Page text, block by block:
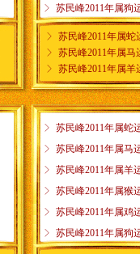
ꁕ 苏民峰2011年属狗
ꁕ 苏民峰2011年属蛇
ꁕ 苏民峰2011年属马
ꁕ 苏民峰2011年属羊
ꁕ 苏民峰2011年属猴
ꁕ 苏民峰2011年属鸡
ꁕ 苏民峰2011年属狗
ꁕ 苏民峰2011年属蛇
ꁕ 苏民峰2011年属马
ꁕ 苏民峰2011年属羊